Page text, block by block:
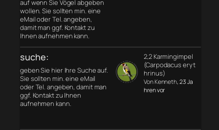
auf wenn Sie Vögel abgeben
wollen. Sie sollten min. eine
eMail oder Tel. angeben,
damit man ggf. Kontakt zu
Ihnen aufnehmen kann.
suche:
geben Sie hier Ihre Suche auf.
Sie sollten min. eine eMail
oder Tel. angeben, damit man
ggf. Kontakt zu Ihnen
aufnehmen kann.
2,2 Karmingimpel
(Carpodacus eryt
hrinus)
Von Kenneth, 23 Ja
hren vor